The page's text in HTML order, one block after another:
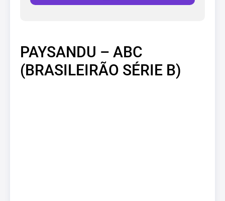
PAYSANDU – ABC
(BRASILEIRÃO SÉRIE B)